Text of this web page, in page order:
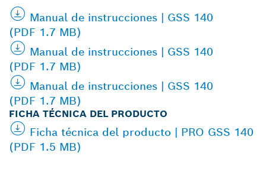
Manual de instrucciones | GSS 140
(PDF 1.7 MB)
Manual de instrucciones | GSS 140
(PDF 1.7 MB)
Manual de instrucciones | GSS 140
(PDF 1.7 MB)
FICHA TÉCNICA DEL PRODUCTO
Ficha técnica del producto | PRO GSS 140
(PDF 1.5 MB)